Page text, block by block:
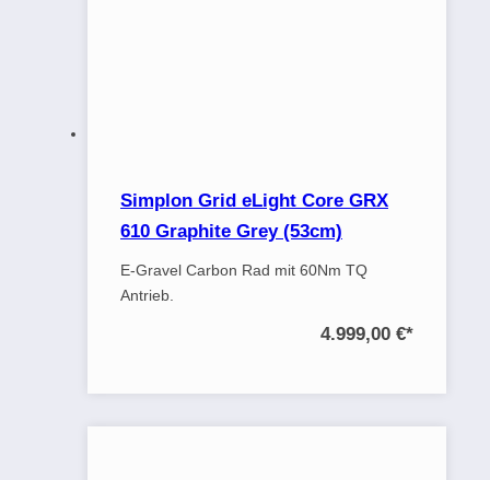
Simplon Grid eLight Core GRX
610 Graphite Grey (53cm)
E-Gravel Carbon Rad mit 60Nm TQ
Antrieb.
4.999,00 €*